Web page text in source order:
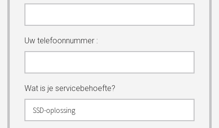
Uw telefoonnummer :
Wat is je servicebehoefte?